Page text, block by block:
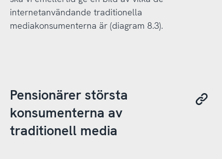
internetanvändande traditionella
mediakonsumenterna är (diagram 8.3).
Pensionärer största
konsumenterna av
traditionell media